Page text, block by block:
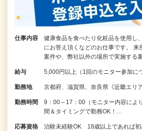
仕事内容
健康食品を食べたり化粧品を使用し
にお答え頂くなどのお仕事です。 来
案件や、弊社以外の場所で実施する
給与 5,000円以上（1回のモニター参加
勤務地 京都府、滋賀県、奈良県《近畿エリア
勤務時間
9：00～17：00（モニター内容によ
間＆タイミングで勤務OK！…
応募資格
治験未経験OK 18歳以上であれば初